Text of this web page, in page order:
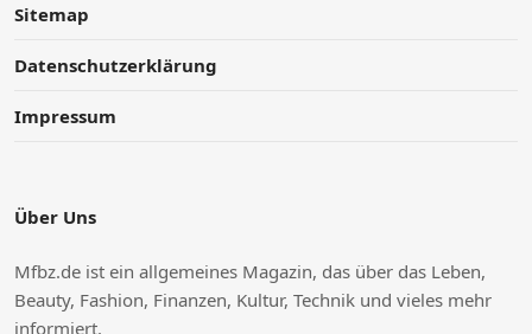
Sitemap
Datenschutzerklärung
Impressum
Über Uns
Mfbz.de ist ein allgemeines Magazin, das über das Leben,
Beauty, Fashion, Finanzen, Kultur, Technik und vieles mehr
informiert.